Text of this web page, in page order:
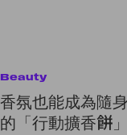
Beauty
香氛也能成為隨
的「行動擴香餅